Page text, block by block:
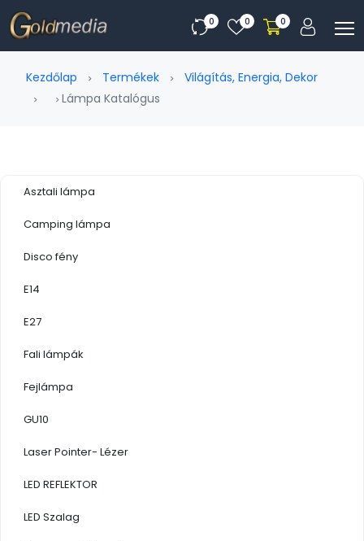
0 0 0
Kezdőlap Termékek
Világítás, Energia, Dekor
Lámpa Katalógus
Asztali lámpa
Camping lámpa
Disco fény
E14
E27
Fali lámpák
Fejlámpa
GU10
Laser Pointer- Lézer
LED REFLEKTOR
LED Szalag